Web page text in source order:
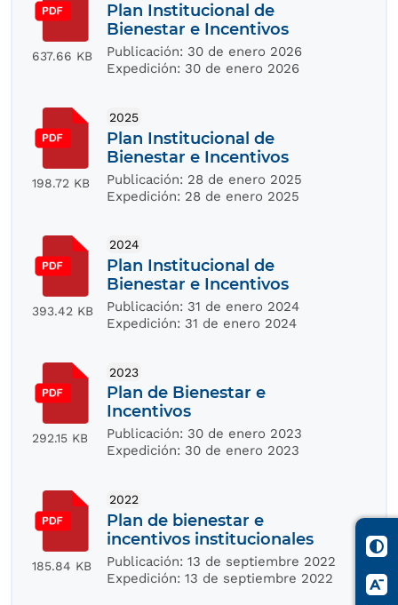
637.66 KB
Plan Institucional de
Bienestar e Incentivos
Publicación: 30 de enero 2026
Expedición: 30 de enero 2026
198.72 KB
2025
Plan Institucional de
Bienestar e Incentivos
Publicación: 28 de enero 2025
Expedición: 28 de enero 2025
393.42 KB
2024
Plan Institucional de
Bienestar e Incentivos
Publicación: 31 de enero 2024
Expedición: 31 de enero 2024
292.15 KB
2023
Plan de Bienestar e
Incentivos
Publicación: 30 de enero 2023
Expedición: 30 de enero 2023
185.84 KB
2022
Plan de bienestar e
incentivos institucionales
Publicación:13 de septiembre 2022
Expedición:13 de septiembre 2022